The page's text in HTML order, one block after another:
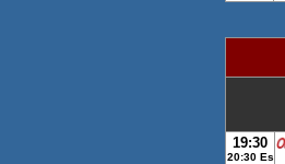
19:30
20:30 Es